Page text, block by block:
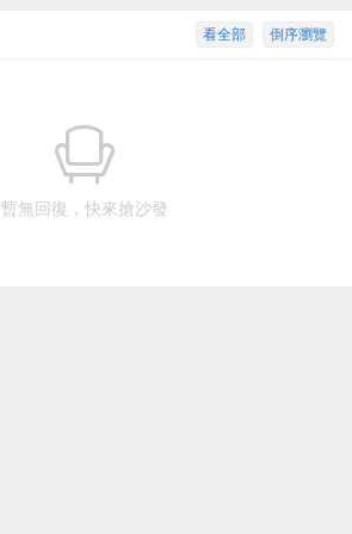
倒序瀏覽
看全部
暫無回復，快來搶沙發